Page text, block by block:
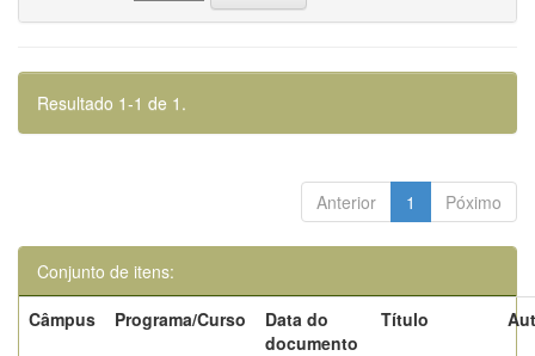
Resultado 1-1 de 1.
Anterior 1 Póximo
Conjunto de itens:
Câmpus
Programa/Curso
Data do
documento
Título